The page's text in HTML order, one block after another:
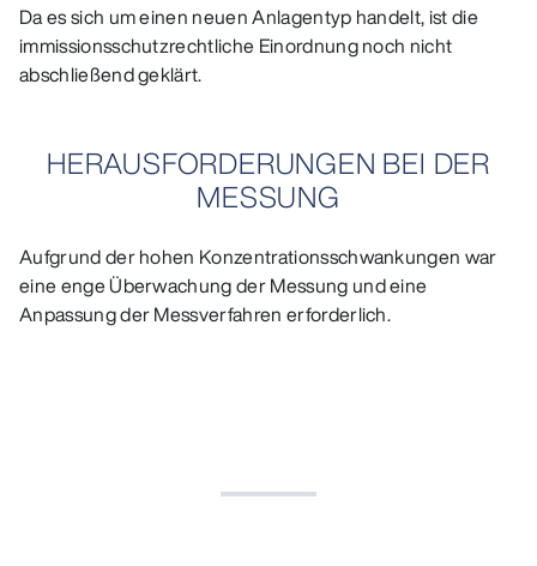
Da es sich um einen neuen Anlagentyp handelt, ist die
immissionsschutzrechtliche Einordnung noch nicht
abschließend geklärt.
HERAUSFORDERUNGEN BEI DER
MESSUNG
Aufgrund der hohen Konzentrationsschwankungen war
eine enge Überwachung der Messung und eine
Anpassung der Messverfahren erforderlich.